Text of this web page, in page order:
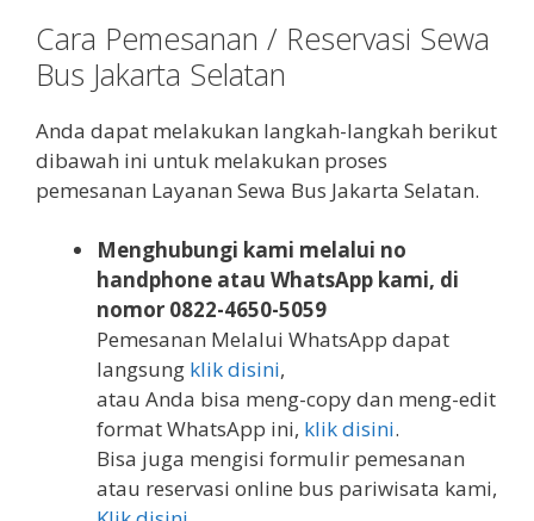
Cara Pemesanan / Reservasi Sewa
Bus Jakarta Selatan
Anda dapat melakukan langkah-langkah berikut
dibawah ini untuk melakukan proses
pemesanan Layanan Sewa Bus Jakarta Selatan.
Menghubungi kami melalui no
handphone atau WhatsApp kami, di
nomor 0822-4650-5059
Pemesanan Melalui WhatsApp dapat
langsung klik disini,
atau Anda bisa meng-copy dan meng-edit
format WhatsApp ini, klik disini.
Bisa juga mengisi formulir pemesanan
atau reservasi online bus pariwisata kami,